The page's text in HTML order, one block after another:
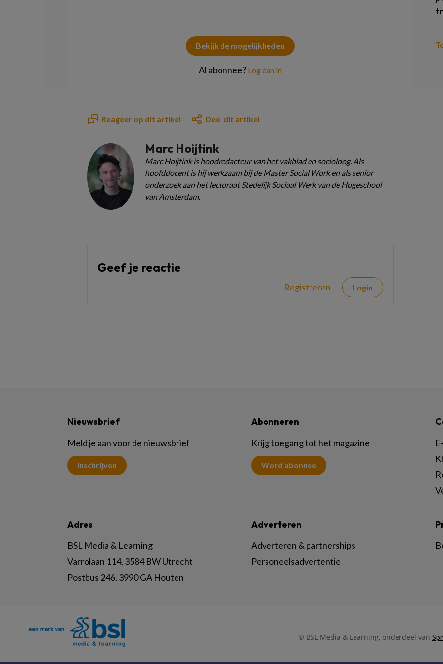
Bekijk de mogelijkheden
Al abonnee? Log dan in
Reageer op dit artikel Deel dit artikel
Marc Hoijtink
Marc Hoijtink is hoodredacteur van het vakblad en socioloog. Als
hoofddocent is hij werkzaam bij de Master Social Work en als senior
onderzoek aan het lectoraat Stedelijk Sociaal Werk van de Hogeschool
van Amsterdam.
Geef je reactie
Registreren Login
Nieuwsbrief
Meld je aan voor de nieuwsbrief
Inschrijven
Abonneren
Krijg toegang tot het magazine
Word abonnee
Adres
BSL Media & Learning
Varrolaan 114, 3584 BW Utrecht
Postbus 246, 3990 GA Houten
Adverteren
Adverteren & partnerships
Personeelsadvertentie
© BSL Media & Learning, onderdeel van